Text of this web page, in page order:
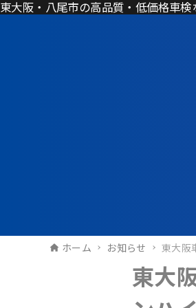
東大阪・八尾市の高品質・低価格車
ホーム お知らせ 東大阪
東大